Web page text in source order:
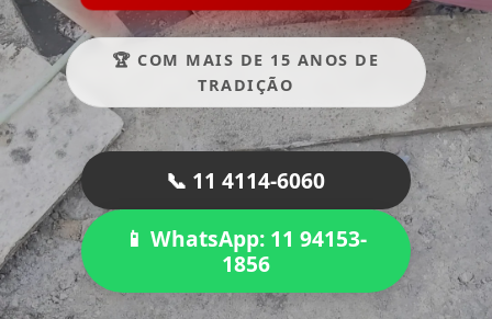
🏆 COM MAIS DE 15 ANOS DE
TRADIÇÃO
📞 11 4114-6060
📱 WhatsApp: 11 94153-
1856